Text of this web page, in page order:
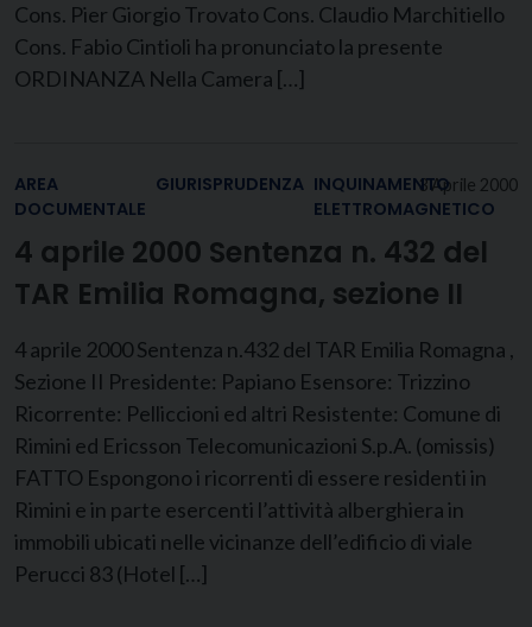
Cons. Pier Giorgio Trovato Cons. Claudio Marchitiello
Cons. Fabio Cintioli ha pronunciato la presente
ORDINANZA Nella Camera […]
3 Aprile 2000
AREA
DOCUMENTALE
GIURISPRUDENZA INQUINAMENTO
ELETTROMAGNETICO
4 aprile 2000 Sentenza n. 432 del
TAR Emilia Romagna, sezione II
4 aprile 2000 Sentenza n.432 del TAR Emilia Romagna ,
Sezione II Presidente: Papiano Esensore: Trizzino
Ricorrente: Pelliccioni ed altri Resistente: Comune di
Rimini ed Ericsson Telecomunicazioni S.p.A. (omissis)
FATTO Espongono i ricorrenti di essere residenti in
Rimini e in parte esercenti l’attività alberghiera in
immobili ubicati nelle vicinanze dell’edificio di viale
Perucci 83 (Hotel […]